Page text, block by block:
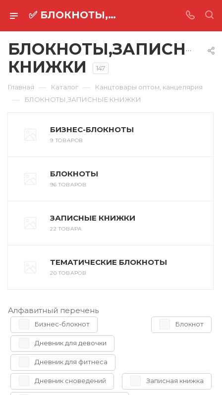
✅ БЛОКНОТЫ,ЗАПИСНЫЕ КНИЖКИ оптом ⚡
БЛОКНОТЫ,ЗАПИСНЫЕ
КНИЖКИ
147
Главная — Каталог — Канцтовары оптом, канцелярия
— БЛОКНОТЫ,ЗАПИСНЫЕ КНИЖКИ
БИЗНЕС-БЛОКНОТЫ
9 ТОВАРОВ
БЛОКНОТЫ
96 ТОВАРОВ
ЗАПИСНЫЕ КНИЖКИ
22 ТОВАРА
ТЕМАТИЧЕСКИЕ БЛОКНОТЫ
20 ТОВАРОВ
Алфавитный перечень
Бизнес-блокнот Блокнот
Дневник для девочки
Дневник для фитнеса
Дневник сноведений Записная книжка